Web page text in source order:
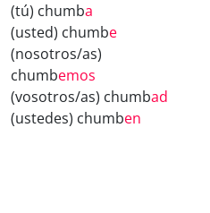
(tú) chumba
(usted) chumbe
(nosotros/as)
chumbemos
(vosotros/as) chumbad
(ustedes) chumben